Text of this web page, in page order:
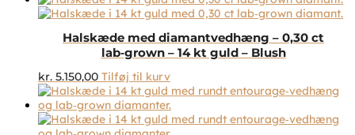
på
varesiden
Halskæde med diamantvedhæng – 0,30 ct
lab‑grown – 14 kt guld – Blush
kr. 5.150,00 Tilføj til kurv